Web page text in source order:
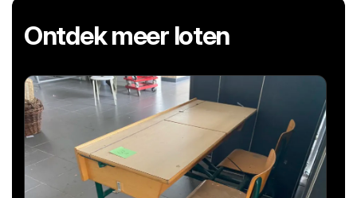
Ontdek meer loten